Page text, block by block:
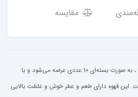
مقایسه
کپسول قهوه مولیناری 100% عربیکا ، به صورت بسته‌ای 10 عددی عرضه می‌شود و با
این قهوه دارای طعم و عطر خوش و غلظت بالایی